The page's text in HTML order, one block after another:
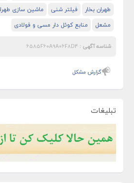
طهران بخار
فیلتر شنی
ماشین سازی
مشعل
منابع کوئل دار مسی و فولادی
شناسه آگهی :
گزارش مشکل
تبلیغات